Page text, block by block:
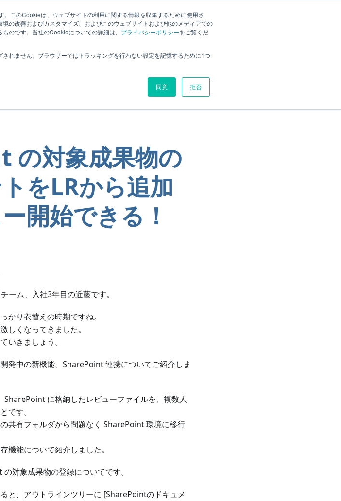
このCookieは、ウェブサイトの利用に関する情報を収集するために使用さ
の改善およびカスタマイズ、およびこのウェブサイトおよび他のメディアでの
のです。当社のCookieについての詳細は、 プライバシーポリシーをご覧くだ
れません。ブラウザーではトラッキングを行わない設定を記憶するために1つ
同意 拒否
Tips」タグの記事が
の対象成果物の
をLRから追加
開始できる！
ーム、入社3年目の近藤です。
かり衣替えの時期ですね。
しくなってきました。
いきましょう。
発中の新機能、SharePoint 連携についてご紹介しま
に格納したレビューファイルを、複数人
です。
共有フォルダから問題なく SharePoint 環境に移行
機能について紹介しました。
対象成果物の登録についてです。
と、アウトラインツリーに [SharePointのドキュメ